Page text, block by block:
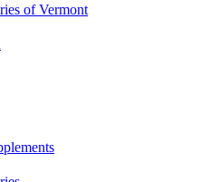
of Vermont